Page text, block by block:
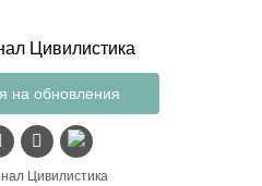
на обновления
Цивилистика